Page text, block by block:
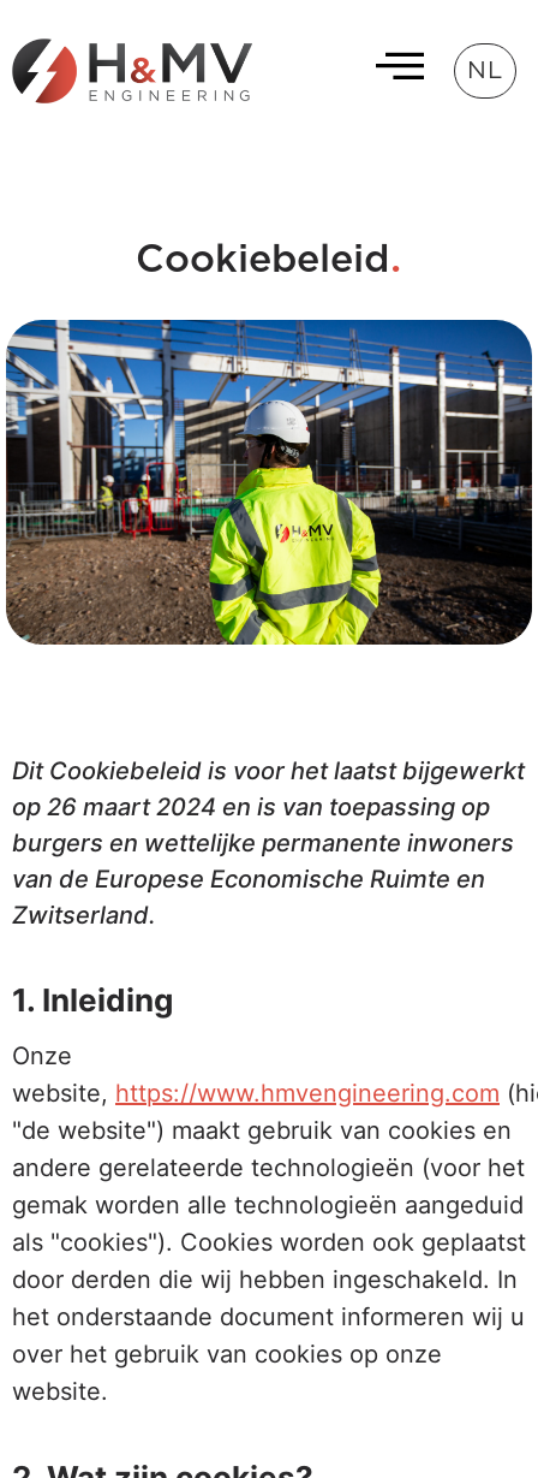
NL
Cookiebeleid .
Dit Cookiebeleid is voor het laatst bijgewerkt
op 26 maart 2024 en is van toepassing op
burgers en wettelijke permanente inwoners
van de Europese Economische Ruimte en
Zwitserland.
1. Inleiding
Onze
website, https://www.hmvengineering.com
"de website") maakt gebruik van cookies en
andere gerelateerde technologieën (voor het
gemak worden alle technologieën aangeduid
als "cookies"). Cookies worden ook geplaatst
door derden die wij hebben ingeschakeld. In
het onderstaande document informeren wij u
over het gebruik van cookies op onze
website.